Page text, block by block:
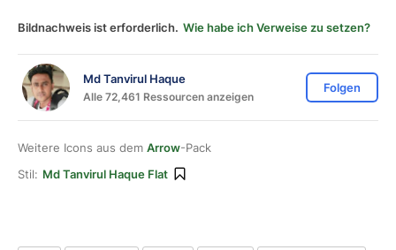
Bildnachweis ist erforderlich. Wie habe ich Verweise zu setzen?
Md Tanvirul Haque
Alle 72,461 Ressourcen anzeigen
Folgen
Weitere Icons aus dem Arrow-Pack
Stil: Md Tanvirul Haque Flat